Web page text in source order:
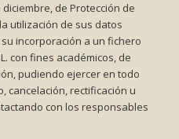
diciembre, de Protección de
utilización de sus datos
incorporación a un fichero
con fines académicos, de
pudiendo ejercer en todo
cancelación, rectificación u
con los responsables